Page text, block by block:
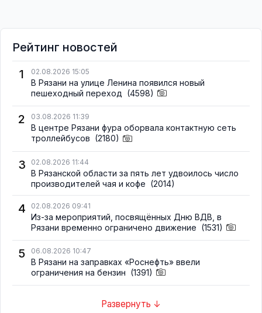
Рейтинг новостей
1
02.08.2026 15:05
В Рязани на улице Ленина появился новый
пешеходный переход (4598)
2 03.08.2026 11:39
В центре Рязани фура оборвала контактную сеть
троллейбусов (2180)
3 02.08.2026 11:44
В Рязанской области за пять лет удвоилось число
производителей чая и кофе (2014)
4 02.08.2026 09:41
Из-за мероприятий, посвящённых Дню ВДВ, в
Рязани временно ограничено движение (1531)
5 06.08.2026 10:47
В Рязани на заправках «Роснефть» ввели
ограничения на бензин (1391)
Развернуть ↓